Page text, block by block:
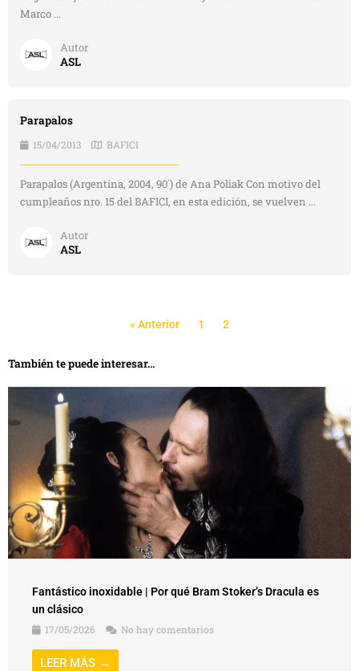
Marco ...
Autor
ASL
Parapalos
15/04/2013 BAFICI
Parapalos (Argentina, 2004, 90´) de Ana Poliak Con motivo del
cumpleaños nro. 15 del BAFICI, en esta edición, se vuelven ...
Autor
ASL
« Anterior 1 2
También te puede interesar...
Fantástico inoxidable | Por qué Bram Stoker’s Dracula es
un clásico
17/05/2026
No hay comentarios
LEER MÁS →